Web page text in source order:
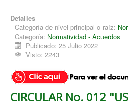
Detalles
Categoría de nivel principal o raíz:
Categoría: Normatividad - Acuerdos
Publicado: 25 Julio 2022
Visto: 2243
CIRCULAR No. 012